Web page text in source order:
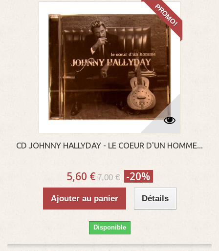
PROMO!
CD JOHNNY HALLYDAY - LE COEUR D'UN HOMME...
5,60 € 7,00 € -20%
Ajouter au panier Détails
Disponible